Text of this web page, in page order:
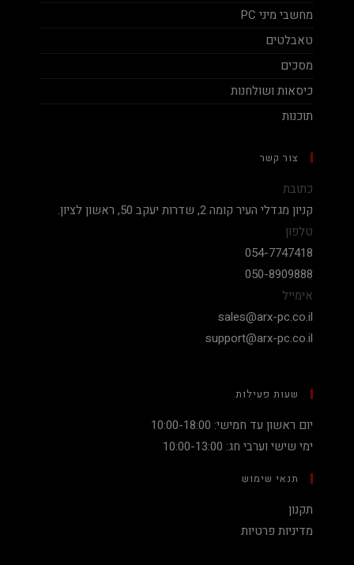
מחשבי מיני PC
טאבלטים
מסכים
כיסאות ושולחנות
תוכנות
צור קשר
כתובת
קניון מגדלי העיר קומה 2, שדרות יעקב 50, ראשון לציון.
טלפון
054-7747418
050-8909888
אימייל
sales@arx-pc.co.il
support@arx-pc.co.il
שעות פעילות
יום ראשון עד חמישי: 10:00-18:00
ימי שישי וערבי חג: 10:00-13:00
תנאי שימוש
תקנון
מדיניות פרטיות